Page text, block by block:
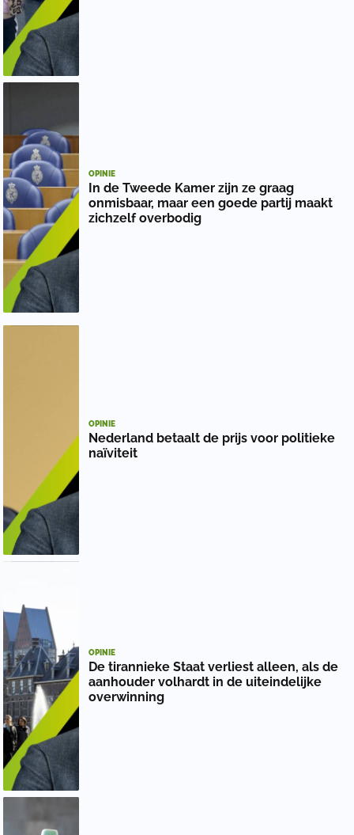
OPINIE
In de Tweede Kamer zijn ze graag
onmisbaar, maar een goede partij maakt
zichzelf overbodig
OPINIE
Nederland betaalt de prijs voor politieke
naïviteit
OPINIE
De tirannieke Staat verliest alleen, als de
aanhouder volhardt in de uiteindelijke
overwinning